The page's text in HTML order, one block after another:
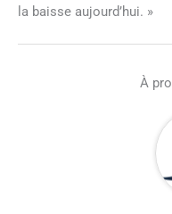
la baisse aujourd’hui. »
À